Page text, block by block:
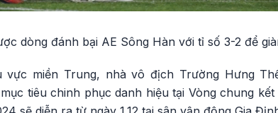
dòng đánh bại AE Sông Hàn với tỉ số 3-2 để
miền Trung, nhà vô địch Trường Hưng
tiêu chinh phục danh hiệu tại Vòng chung